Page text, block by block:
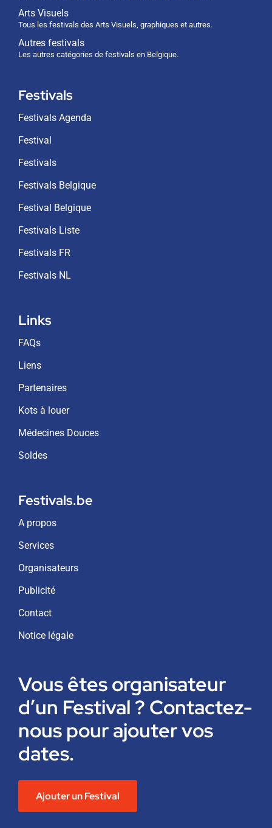
Arts Visuels
Tous les festivals des Arts Visuels, graphiques et autres.
Autres festivals
Les autres catégories de festivals en Belgique.
Festivals
Festivals Agenda
Festival
Festivals
Festivals Belgique
Festival Belgique
Festivals Liste
Festivals FR
Festivals NL
Links
FAQs
Liens
Partenaires
Kots à louer
Médecines Douces
Soldes
Festivals.be
A propos
Services
Organisateurs
Publicité
Contact
Notice légale
Vous êtes organisateur
d’un Festival ? Contactez-
nous pour ajouter vos
dates.
Ajouter un Festival